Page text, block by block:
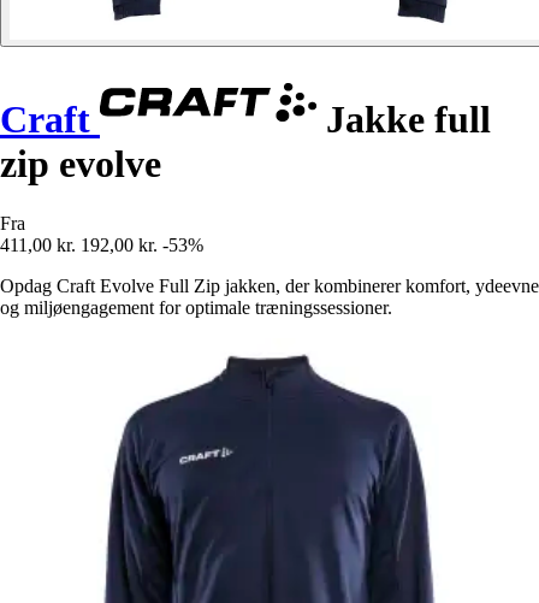
Craft
Jakke full
zip evolve
Fra
411,00 kr. 192,00 kr. -53%
Opdag Craft Evolve Full Zip jakken, der kombinerer komfort, ydeevne
og miljøengagement for optimale træningssessioner.